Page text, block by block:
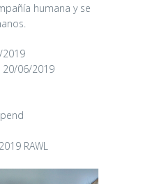
humana y se
2019
20/06/2019
RAWL